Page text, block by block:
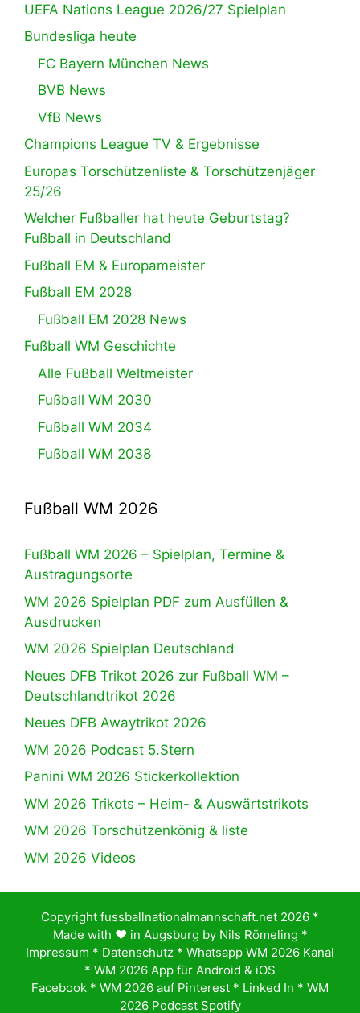
UEFA Nations League 2026/27 Spielplan
Bundesliga heute
FC Bayern München News
BVB News
VfB News
Champions League TV & Ergebnisse
Europas Torschützenliste & Torschützenjäger
25/26
Welcher Fußballer hat heute Geburtstag?
Fußball in Deutschland
Fußball EM & Europameister
Fußball EM 2028
Fußball EM 2028 News
Fußball WM Geschichte
Alle Fußball Weltmeister
Fußball WM 2030
Fußball WM 2034
Fußball WM 2038
Fußball WM 2026
Fußball WM 2026 – Spielplan, Termine &
Austragungsorte
WM 2026 Spielplan PDF zum Ausfüllen &
Ausdrucken
WM 2026 Spielplan Deutschland
Neues DFB Trikot 2026 zur Fußball WM –
Deutschlandtrikot 2026
Neues DFB Awaytrikot 2026
WM 2026 Podcast 5.Stern
Panini WM 2026 Stickerkollektion
WM 2026 Trikots – Heim- & Auswärtstrikots
WM 2026 Torschützenkönig & liste
WM 2026 Videos
Copyright fussballnationalmannschaft.net 2026 *
Made with ♥️ in Augsburg by Nils Römeling *
Impressum * Datenschutz * Whatsapp WM 2026 Kanal
* WM 2026 App für Android & iOS
Facebook * WM 2026 auf Pinterest * Linked In * WM
2026 Podcast Spotify